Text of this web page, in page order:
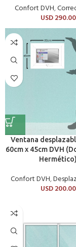
Confort DVH,
USD290.00
Ventana
60cm x 45cm DVH
Hermético)
Confort DVH,
USD200.00